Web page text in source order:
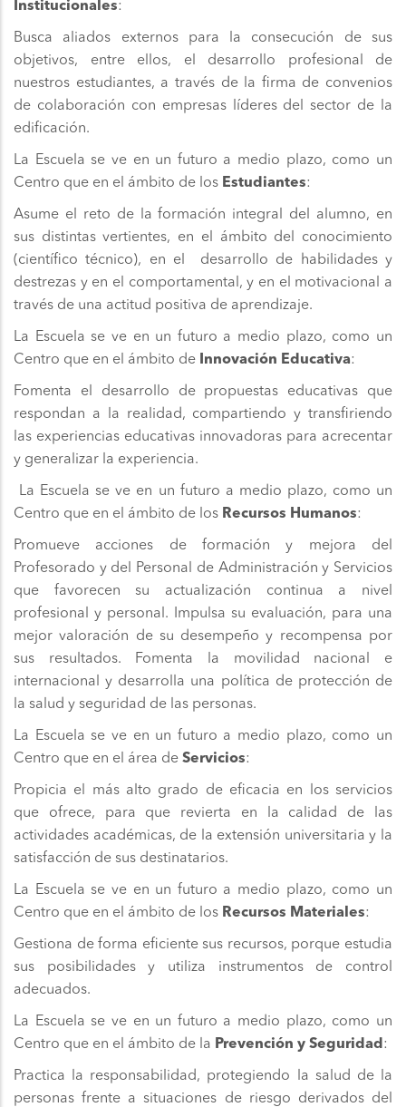
Institucionales:
Busca aliados externos para la consecución de sus
objetivos, entre ellos, el desarrollo profesional de
nuestros estudiantes, a través de la firma de convenios
de colaboración con empresas líderes del sector de la
edificación.
La Escuela se ve en un futuro a medio plazo, como un
Centro que en el ámbito de los Estudiantes:
Asume el reto de la formación integral del alumno, en
sus distintas vertientes, en el ámbito del conocimiento
(científico técnico), en el desarrollo de habilidades y
destrezas y en el comportamental, y en el motivacional a
través de una actitud positiva de aprendizaje.
La Escuela se ve en un futuro a medio plazo, como un
Centro que en el ámbito de
Innovación Educativa:
Fomenta el desarrollo de propuestas educativas que
respondan a la realidad, compartiendo y transfiriendo
las experiencias educativas innovadoras para acrecentar
y generalizar la experiencia.
La Escuela se ve en un futuro a medio plazo, como un
Centro que en el ámbito de los Recursos Humanos:
Promueve acciones de formación y mejora del
Profesorado y del Personal de Administración y Servicios
que favorecen su actualización continua a nivel
profesional y personal. Impulsa su evaluación, para una
mejor valoración de su desempeño y recompensa por
sus resultados. Fomenta la movilidad nacional e
internacional y desarrolla una política de protección de
la salud y seguridad de las personas.
La Escuela se ve en un futuro a medio plazo, como un
Centro que en el área de Servicios:
Propicia el más alto grado de eficacia en los servicios
que ofrece, para que revierta en la calidad de las
actividades académicas, de la extensión universitaria y la
satisfacción de sus destinatarios.
La Escuela se ve en un futuro a medio plazo, como un
Centro que en el ámbito de los Recursos Materiales:
Gestiona de forma eficiente sus recursos, porque estudia
sus posibilidades y utiliza instrumentos de control
adecuados.
La Escuela se ve en un futuro a medio plazo, como un
Centro que en el ámbito de la Prevención y Seguridad :
Practica la responsabilidad, protegiendo la salud de la
personas frente a situaciones de riesgo derivados del